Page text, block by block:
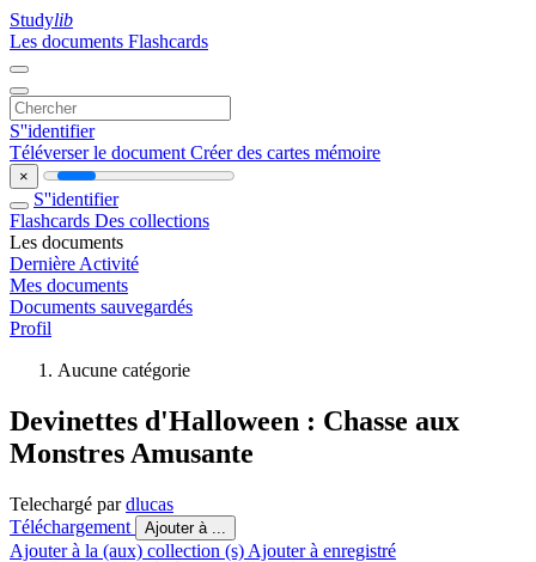
Studylib
Les documents Flashcards
S''identifier
Téléverser le document Créer des cartes mémoire
×
S''identifier
Flashcards Des collections
Les documents
Dernière Activité
Mes documents
Documents sauvegardés
Profil
Aucune catégorie
Devinettes d'Halloween : Chasse aux
Monstres Amusante
Telechargé pardlucas
Téléchargement
Ajouter à ...
Ajouter à la (aux) collection (s) Ajouter à enregistré